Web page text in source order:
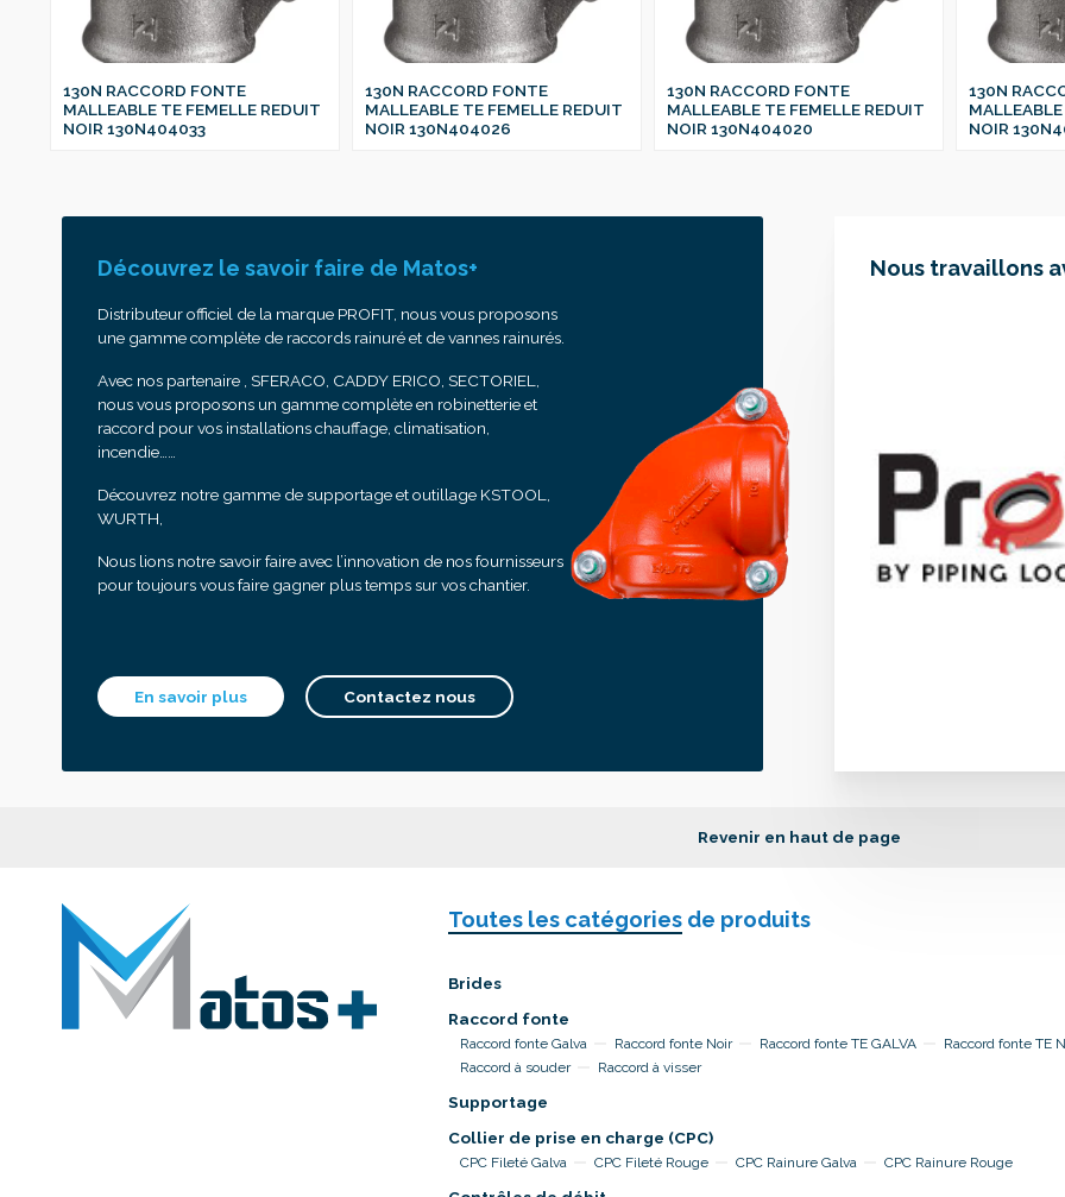
130N RACCORD FONTE
MALLEABLE TE FEMELLE REDUIT
NOIR 130N404033
130N RACCORD FONTE
MALLEABLE TE FEMELLE REDUIT
NOIR 130N404026
130N RACCORD FONTE
MALLEABLE TE FEMELLE REDUIT
NOIR 130N404020
130N
NOIR
Découvrez le savoir faire de Matos+
Distributeur officiel de la marque PROFIT, nous vous proposons
une gamme complète de raccords rainuré et de vannes rainurés.
Avec nos partenaire , SFERACO, CADDY ERICO, SECTORIEL,
nous vous proposons un gamme complète en robinetterie et
raccord pour vos installations chauffage, climatisation,
incendie……
Découvrez notre gamme de supportage et outillage KSTOOL,
WURTH,
Nous lions notre savoir faire avec l’innovation de nos fournisseurs
pour toujours vous faire gagner plus temps sur vos chantier.
En savoir plus Contactez nous
Nous travaillons
Revenir en haut de page
Toutes les catégories de produits
Brides
Raccord fonte
Raccord fonte Galva Raccord fonte Noir Raccord fonte TE GALVA
Raccord fonte TE
Raccord à souder
Raccord à visser
Supportage
Collier de prise en charge (CPC)
CPC Fileté Galva CPC Fileté Rouge CPC Rainure Galva CPC Rainure Rouge